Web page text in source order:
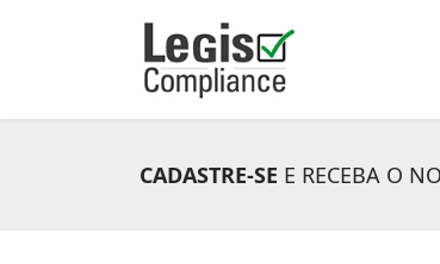
CADASTRE-SE E RECEBA O